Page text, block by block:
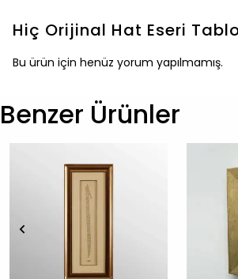
Hiç Orijinal Hat Eseri
Bu ürün için henüz yorum yapılmamış.
Benzer Ürünler